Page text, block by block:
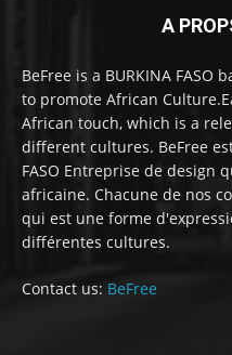
A
BeFree is a BURKINA FASO
to promote African
African touch, which is a
different cultures. BeFree
FASO Entreprise de design
africaine. Chacune de nos
qui est une forme
différentes cultures.
Contact us: BeFree